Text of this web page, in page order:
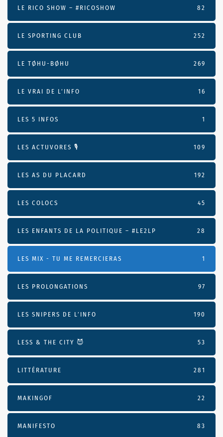
LE RICO SHOW – #RICOSHOW 82
LE SPORTING CLUB 252
LE TØHU-BØHU 269
LE VRAI DE L’INFO 16
LES 5 INFOS 1
LES ACTUVORES 🎙 109
LES AS DU PLACARD 192
LES COLOCS 45
LES ENFANTS DE LA POLITIQUE – #LE2LP 28
LES MIX - TU ME REMERCIERAS 1
LES PROLONGATIONS 97
LES SNIPERS DE L’INFO 190
LESS & THE CITY 😈 53
LITTÉRATURE 281
MAKINGOF 22
MANIFESTO 83